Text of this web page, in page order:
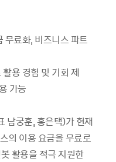
무료화, 비즈니스 파트
용 경험 및 기회 제
가능
궁훈, 홍은택)가 현재
의 이용 요금을 무료로
활용을 적극 지원한